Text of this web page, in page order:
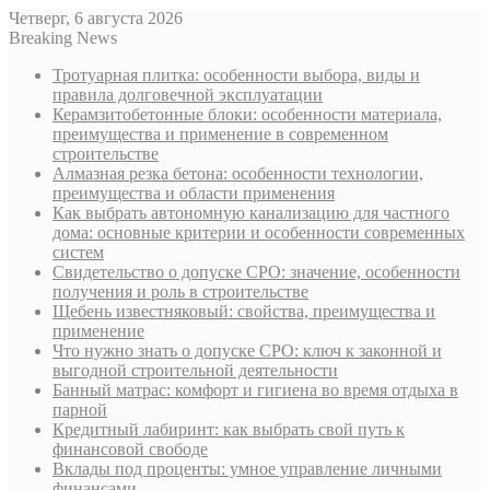
Четверг, 6 августа 2026
Breaking News
Тротуарная плитка: особенности выбора, виды и
правила долговечной эксплуатации
Керамзитобетонные блоки: особенности материала,
преимущества и применение в современном
строительстве
Алмазная резка бетона: особенности технологии,
преимущества и области применения
Как выбрать автономную канализацию для частного
дома: основные критерии и особенности современных
систем
Свидетельство о допуске СРО: значение, особенности
получения и роль в строительстве
Щебень известняковый: свойства, преимущества и
применение
Что нужно знать о допуске СРО: ключ к законной и
выгодной строительной деятельности
Банный матрас: комфорт и гигиена во время отдыха в
парной
Кредитный лабиринт: как выбрать свой путь к
финансовой свободе
Вклады под проценты: умное управление личными